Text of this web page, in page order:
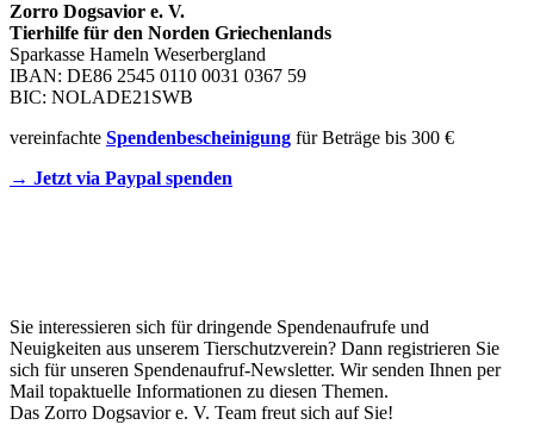
Zorro Dogsavior e. V.
Tierhilfe für den Norden Griechenlands
Sparkasse Hameln Weserbergland
IBAN: DE86 2545 0110 0031 0367 59
BIC: NOLADE21SWB
vereinfachte Spendenbescheinigung für Beträge bis 300 €
→ Jetzt via Paypal spenden
Sie interessieren sich für dringende Spendenaufrufe und
Neuigkeiten aus unserem Tierschutzverein? Dann registrieren Sie
sich für unseren Spendenaufruf-Newsletter. Wir senden Ihnen per
Mail topaktuelle Informationen zu diesen Themen.
Das Zorro Dogsavior e. V. Team freut sich auf Sie!